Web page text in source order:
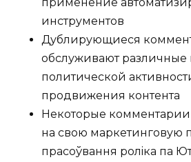
инструментов
Дублирующиеся
обслуживают различные
политической
продвижения контента
Некоторые
на свою маркетинговую
прасоўвання ролiка па